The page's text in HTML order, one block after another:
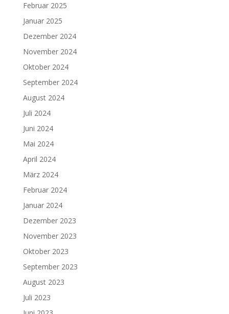
Februar 2025
Januar 2025
Dezember 2024
November 2024
Oktober 2024
September 2024
August 2024
Juli 2024
Juni 2024
Mai 2024
April 2024
März 2024
Februar 2024
Januar 2024
Dezember 2023
November 2023
Oktober 2023
September 2023
August 2023
Juli 2023